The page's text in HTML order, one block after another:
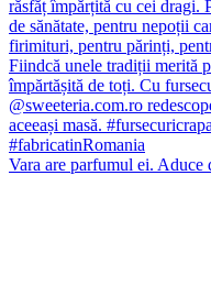
Vara are parfumul ei. Aduce